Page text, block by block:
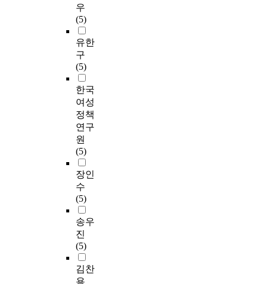
우
(5)
유한
구
(5)
한국
여성
정책
연구
원
(5)
장인
수
(5)
송우
진
(5)
김찬
용